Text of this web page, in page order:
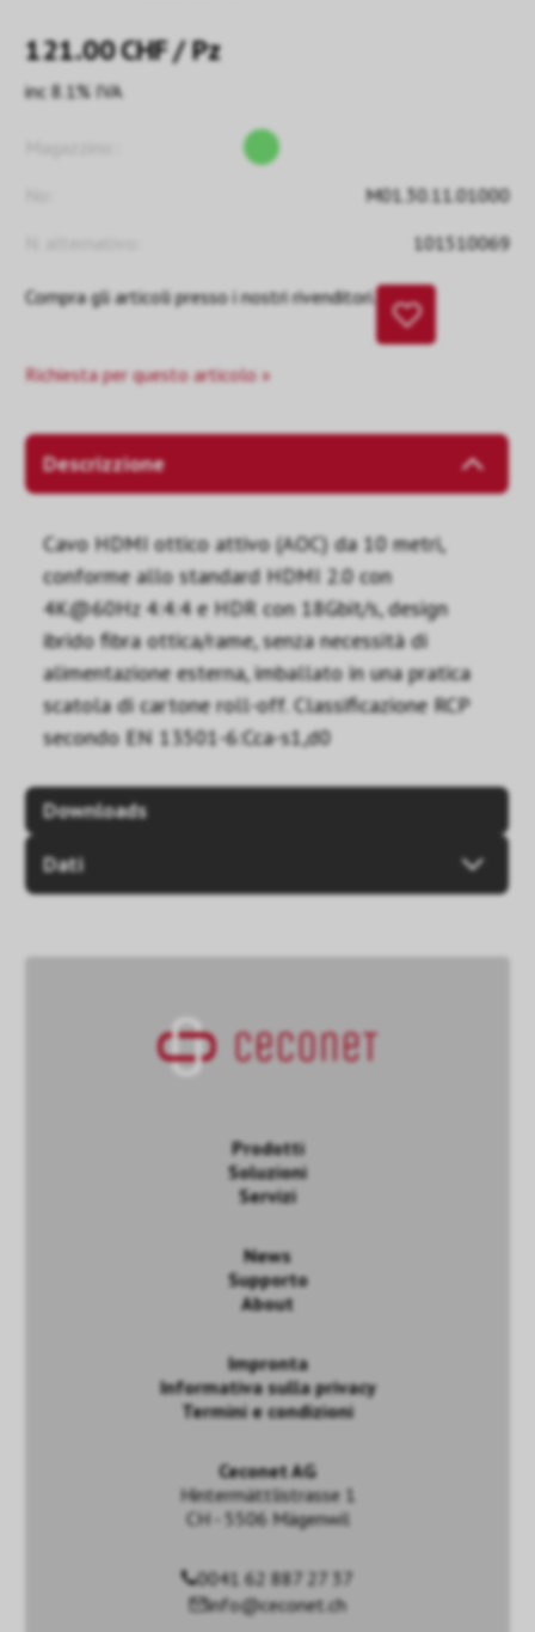
121.00CHF/ Pz
inc 8.1% IVA
M01.30.11.01000
101510069
Compra gli articoli presso i nostri rivenditori.
Richiesta per questo articolo »
Descrizzione
Cavo HDMI ottico attivo (AOC) da 10 metri,
conforme allo standard HDMI 2.0 con
4K@60Hz 4:4:4 e HDR con 18Gbit/s, design
ibrido fibra ottica/rame, senza necessità di
alimentazione esterna, imballato in una pratica
scatola di cartone roll-off. Classificazione RCP
secondo EN 13501-6:Cca-s1,d0
Downloads
Dati
Prodotti
Soluzioni
Servizi
News
Supporto
About
Impronta
Informativa sulla privacy
Termini e condizioni
Ceconet AG
Hintermättlistrasse 1
CH - 5506 Mägenwil
0041 62 887 27 37
info@ceconet.ch